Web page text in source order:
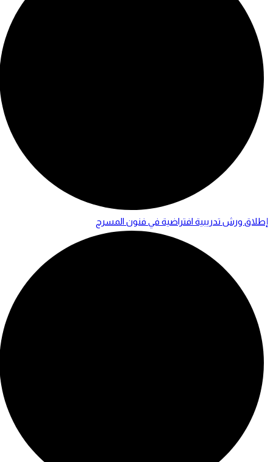
إطلاق ورش تدريبية افتراضية في فنون المسرح